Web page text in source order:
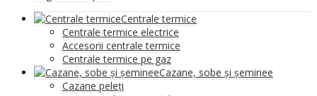
Centrale termice
Centrale termice electrice
Accesorii centrale termice
Centrale termice pe gaz
Cazane, sobe și șeminee
Cazane peleți